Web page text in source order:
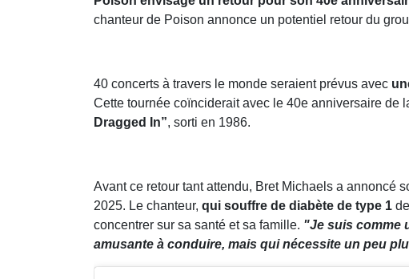
chanteur de Poison annonce un potentiel retour du
40 concerts à travers le monde seraient prévus avec
Cette tournée coïnciderait avec le 40e anniversaire de
Dragged In”, sorti en 1986.
Avant ce retour tant attendu, Bret Michaels a annoncé
2025. Le chanteur, qui souffre de diabète de type 1
concentrer sur sa santé et sa famille. "Je suis comme
amusante à conduire, mais qui nécessite un peu